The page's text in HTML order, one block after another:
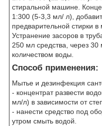
стиральной машине.
1:300 (5-3,3 мл/ л),
предварительной стирки
Устранение засоров в
250 мл средства, через
количеством воды.
Способ применения:
Мытье и дезинфекция
- концентрат развести
мл/л) в зависимости от
- нанести средство под
утром смыть водой.